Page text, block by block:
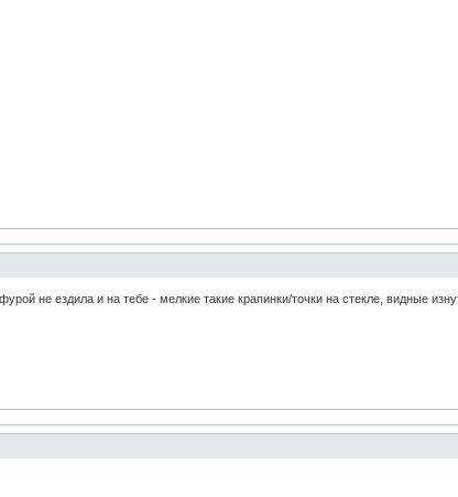
не ездила и на тебе - мелкие такие крапинки/точки на стекле, видные